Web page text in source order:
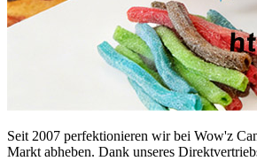
Seit 2007 perfektionieren wir bei Wow'z
Markt abheben. Dank unseres